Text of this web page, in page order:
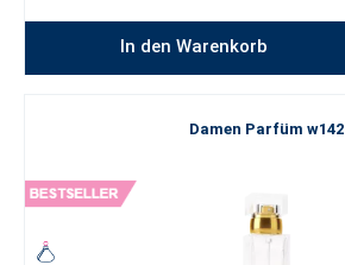
In den Warenkorb
Damen Parfüm w142